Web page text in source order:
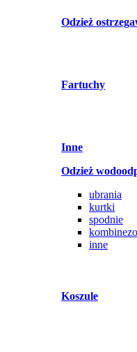
Odzież
Fartuchy
Inne
Odzież
ubrania
kurtki
spodnie
inne
Koszule